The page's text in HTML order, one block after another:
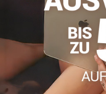
Beschreibung
Kollektion besteht aus
für bequemen Tragekomfort
Polyamid